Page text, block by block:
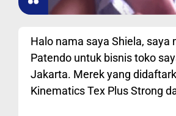
Halo nama saya Shiela, saya
Patendo untuk bisnis toko
Jakarta. Merek yang
Kinematics Tex Plus Strong